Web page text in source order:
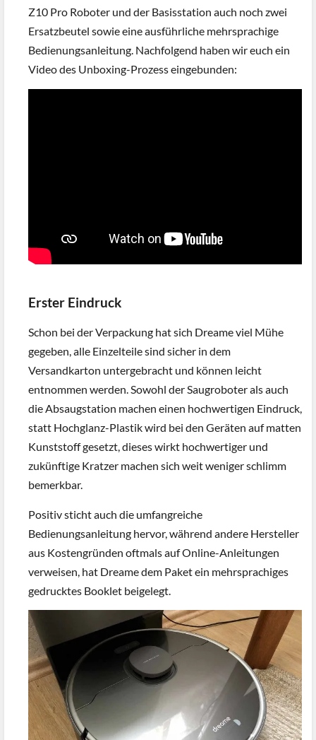
Z10 Pro Roboter und der Basisstation auch noch zwei
Ersatzbeutel sowie eine ausführliche mehrsprachige
Bedienungsanleitung. Nachfolgend haben wir euch ein
Video des Unboxing-Prozess eingebunden:
Erster Eindruck
Schon bei der Verpackung hat sich Dreame viel Mühe
gegeben, alle Einzelteile sind sicher in dem
Versandkarton untergebracht und können leicht
entnommen werden. Sowohl der Saugroboter als auch
die Absaugstation machen einen hochwertigen Eindruck,
statt Hochglanz-Plastik wird bei den Geräten auf matten
Kunststoff gesetzt, dieses wirkt hochwertiger und
zukünftige Kratzer machen sich weit weniger schlimm
bemerkbar.
Positiv sticht auch die umfangreiche
Bedienungsanleitung hervor, während andere Hersteller
aus Kostengründen oftmals auf Online-Anleitungen
verweisen, hat Dreame dem Paket ein mehrsprachiges
gedrucktes Booklet beigelegt.